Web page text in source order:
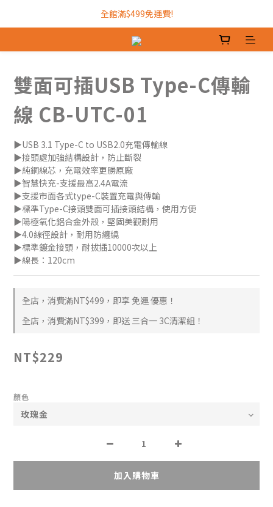
加入INTOPIC會員，現領300元購物金!
全館滿$499免運費!
加入INTOPIC會員，現領300元購物金!
雙面可插USB Type-C傳輸
線 CB-UTC-01
▶USB 3.1 Type-C to USB2.0充電傳輸線
▶接頭處加強結構設計，防止斷裂
▶純銅線芯，充電效率更勝原廠
▶智慧快充-支援最高2.4A電流
▶支援市面各式type-C裝置充電與傳輸
▶標準Type-C接頭雙面可插接頭結構，使用方便
▶陽極氧化鋁合金外殼，堅固美觀耐用
▶4.0線徑設計，耐用防纏繞
▶標準鍍金接頭，耐拔插10000次以上
▶線長：120cm
全店，消費滿NT$499，即享 免運 優惠！
全店，消費滿NT$399，即送 三合一 3C清潔組！
NT$229
顏色
加入購物車